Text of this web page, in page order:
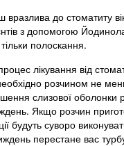
вразлива до стоматиту
з допомогою
полоскання.
лікування від
розчином не
слизової оболонки
Якщо розчин
будуть суворо
перестане вас